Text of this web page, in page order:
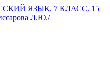
ЯЗЫК. 7 КЛАСС. 15
Л.Ю./